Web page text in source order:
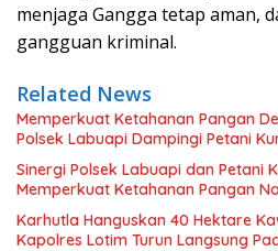
menjaga Gangga tetap aman,
gangguan kriminal.
Related News
Memperkuat Ketahanan Pangan
Polsek Labuapi Dampingi Petani
Sinergi Polsek Labuapi dan Petani
Memperkuat Ketahanan Pangan
Karhutla Hanguskan 40 Hektare
Kapolres Lotim Turun Langsung